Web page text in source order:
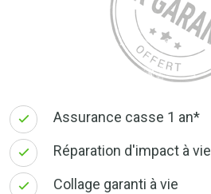
Assurance casse 1 an*
Réparation d'impact à vie
Collage garanti à vie